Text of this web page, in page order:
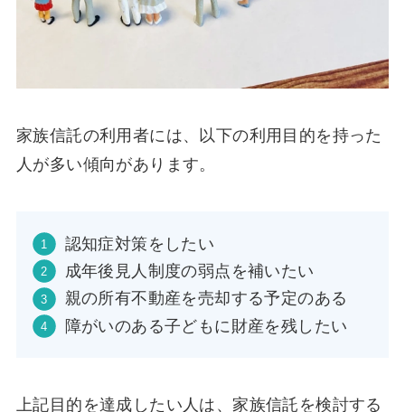
家族信託の利用者には、以下の利用目的を持った
人が多い傾向があります。
認知症対策をしたい
成年後見人制度の弱点を補いたい
親の所有不動産を売却する予定のある
障がいのある子どもに財産を残したい
上記目的を達成したい人は、家族信託を検討する